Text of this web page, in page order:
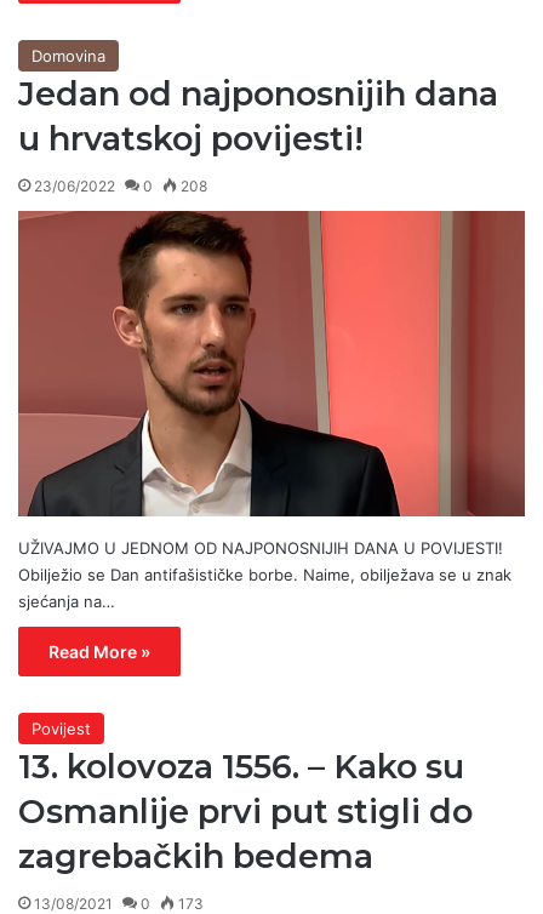
Domovina
Jedan od najponosnijih dana
u hrvatskoj povijesti!
23/06/2022 0 208
UŽIVAJMO U JEDNOM OD NAJPONOSNIJIH DANA U POVIJESTI!
Obilježio se Dan antifašističke borbe. Naime, obilježava se u znak
sjećanja na…
Read More »
Povijest
13. kolovoza 1556. – Kako su
Osmanlije prvi put stigli do
zagrebačkih bedema
13/08/2021 0 173